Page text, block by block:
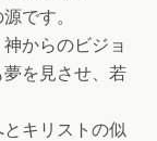
です。
からのビジョ
を見させ、若
キリストの似